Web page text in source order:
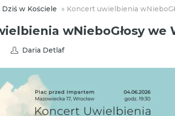
Dziś w Kościele » Koncert uwielbienia
wNieboGłosy we
Daria Detlaf